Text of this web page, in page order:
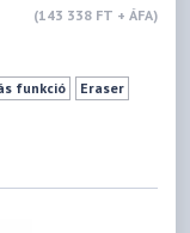
(143 338 FT + ÁFA)
funkció Eraser